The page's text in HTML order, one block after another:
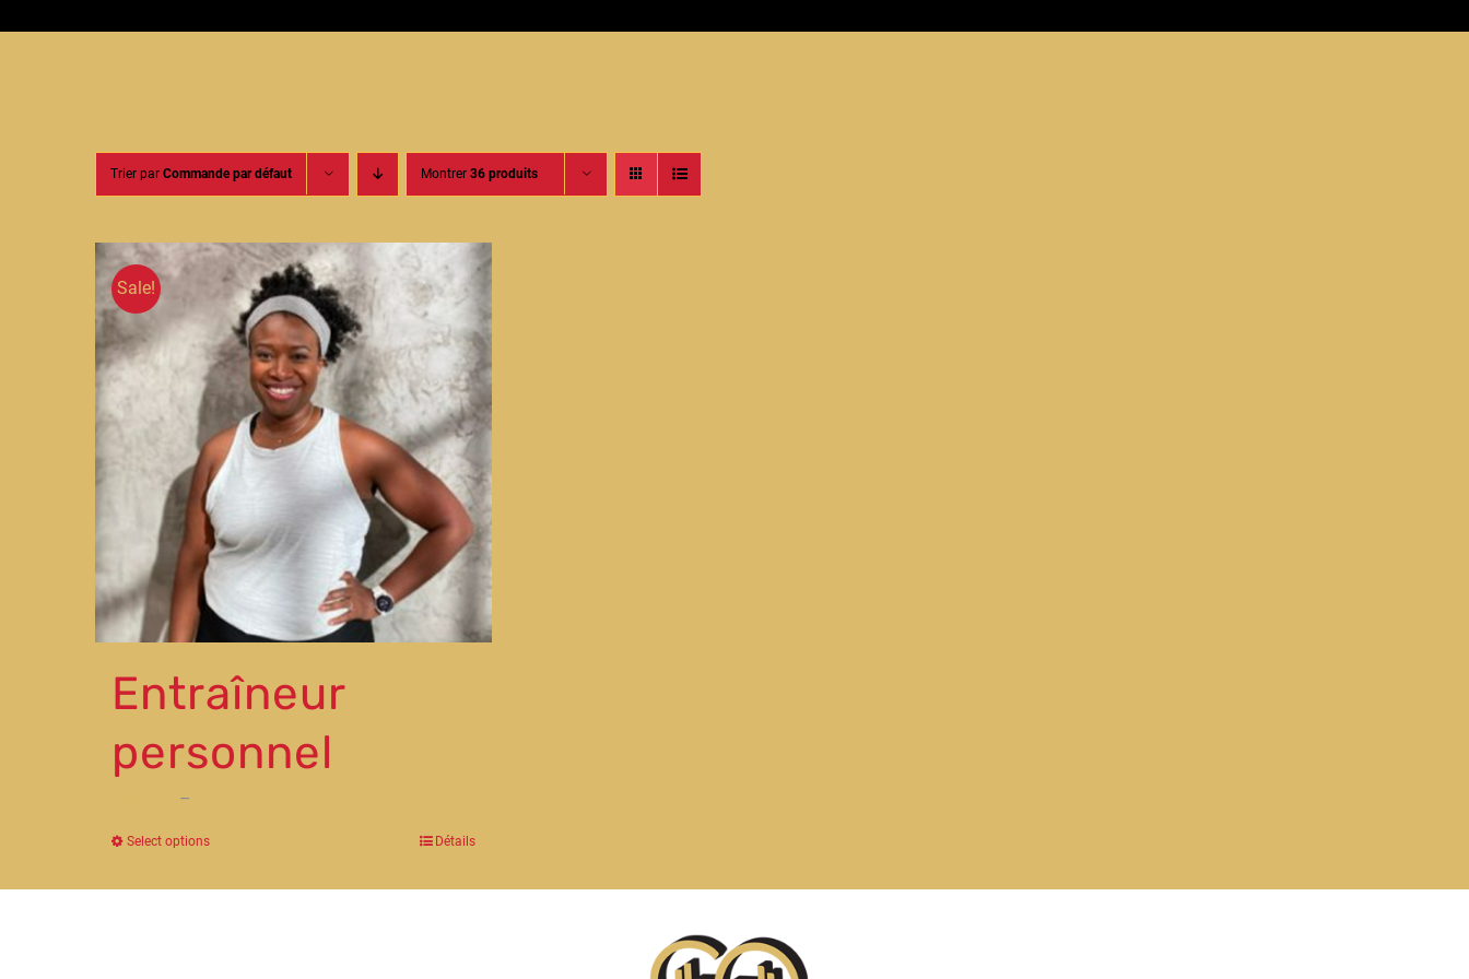
Trier par Commande par défaut Montrer 36 produits
Sale!
Entraîneur
personnel
–
Select options Détails